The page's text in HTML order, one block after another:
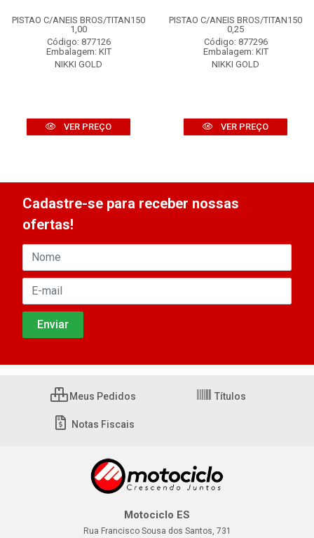
PISTAO C/ANEIS BROS/TITAN150
1,00
Código: 877126
Embalagem: KIT
NIKKI GOLD
VER PREÇO
PISTAO C/ANEIS BROS/TITAN150
0,25
Código: 877296
Embalagem: KIT
NIKKI GOLD
VER PREÇO
Cadastre-se para receber nossas
ofertas!
Meus Pedidos Títulos
Notas Fiscais
Motociclo ES
Rua Francisco Sousa dos Santos, 731